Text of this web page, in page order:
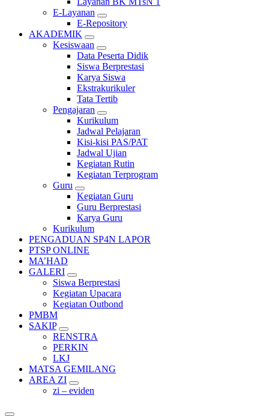
E-Layanan
E-Repository
AKADEMIK
Kesiswaan
Data Peserta Didik
Siswa Berprestasi
Karya Siswa
Ekstrakurikuler
Tata Tertib
Pengajaran
Kurikulum
Jadwal Pelajaran
Kisi-kisi PAS/PAT
Jadwal Ujian
Kegiatan Rutin
Kegiatan Terprogram
Guru
Kegiatan Guru
Guru Berprestasi
Karya Guru
Kurikulum
PENGADUAN SP4N LAPOR
PTSP ONLINE
MA’HAD
GALERI
Siswa Berprestasi
Kegiatan Upacara
Kegiatan Outbond
PMBM
SAKIP
RENSTRA
PERKIN
LKJ
MATSA GEMILANG
AREA ZI
zi – eviden